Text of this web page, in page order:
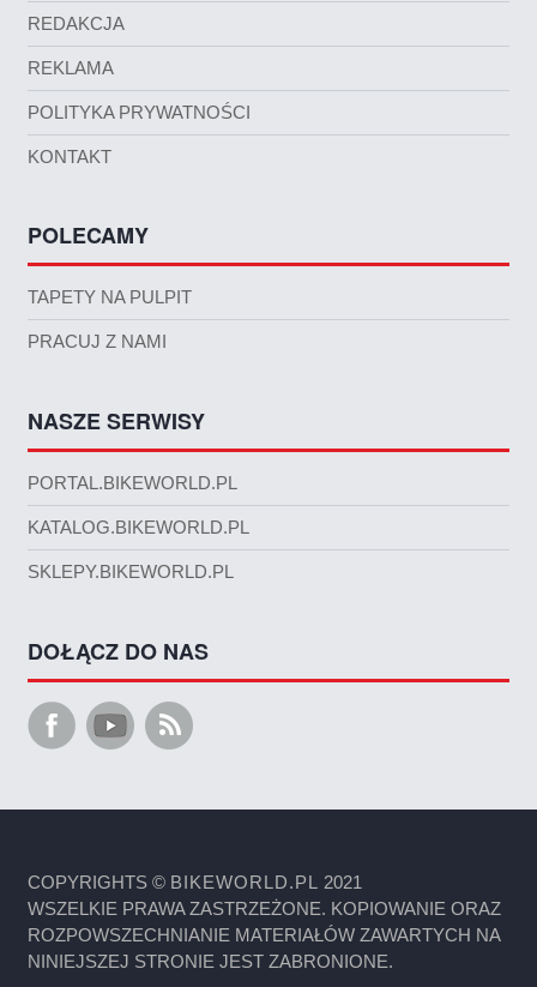
REDAKCJA
REKLAMA
POLITYKA PRYWATNOŚCI
KONTAKT
POLECAMY
TAPETY NA PULPIT
PRACUJ Z NAMI
NASZE SERWISY
PORTAL.BIKEWORLD.PL
KATALOG.BIKEWORLD.PL
SKLEPY.BIKEWORLD.PL
DOŁĄCZ DO NAS
COPYRIGHTS © BIKEWORLD.PL 2021
WSZELKIE PRAWA ZASTRZEŻONE. KOPIOWANIE ORAZ
ROZPOWSZECHNIANIE MATERIAŁÓW ZAWARTYCH NA
NINIEJSZEJ STRONIE JEST ZABRONIONE.